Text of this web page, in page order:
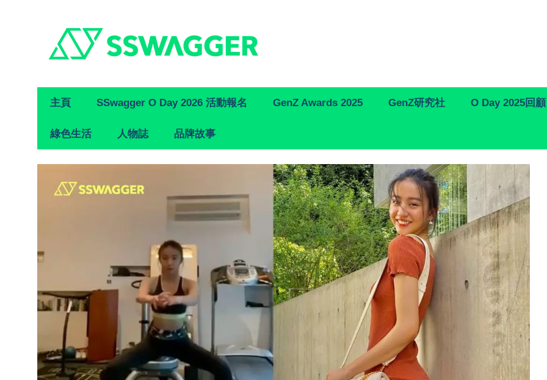
Primary
Navigation
主頁 SSwagger O Day 2026 活動報名 GenZ Awards 2025 GenZ研究社 O Day 2025回顧
綠色生活 人物誌 品牌故事